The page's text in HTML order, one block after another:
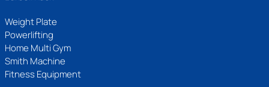
Weight Plate
Powerlifting
Home Multi Gym
Smith Machine
Fitness Equipment